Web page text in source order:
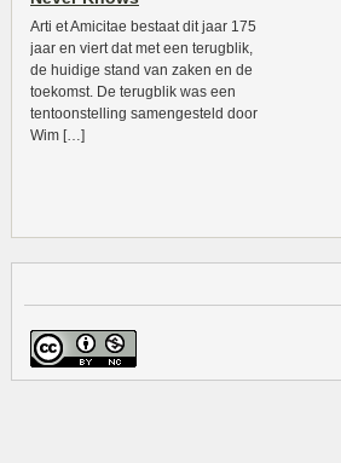
Arti et Amicitae bestaat dit jaar 175
jaar en viert dat met een terugblik,
de huidige stand van zaken en de
toekomst. De terugblik was een
tentoonstelling samengesteld door
Wim […]